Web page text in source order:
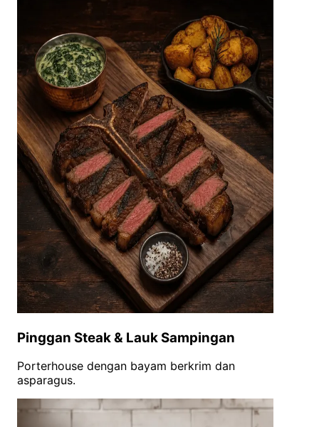
Pinggan Steak & Lauk Sampingan
Porterhouse dengan bayam berkrim dan
asparagus.